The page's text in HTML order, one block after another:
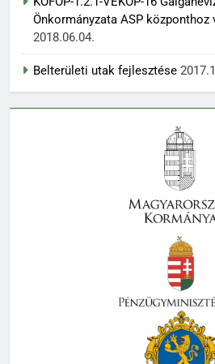
Önkormányzata ASP
2018.06.04.
Belterületi utak fejlesztése